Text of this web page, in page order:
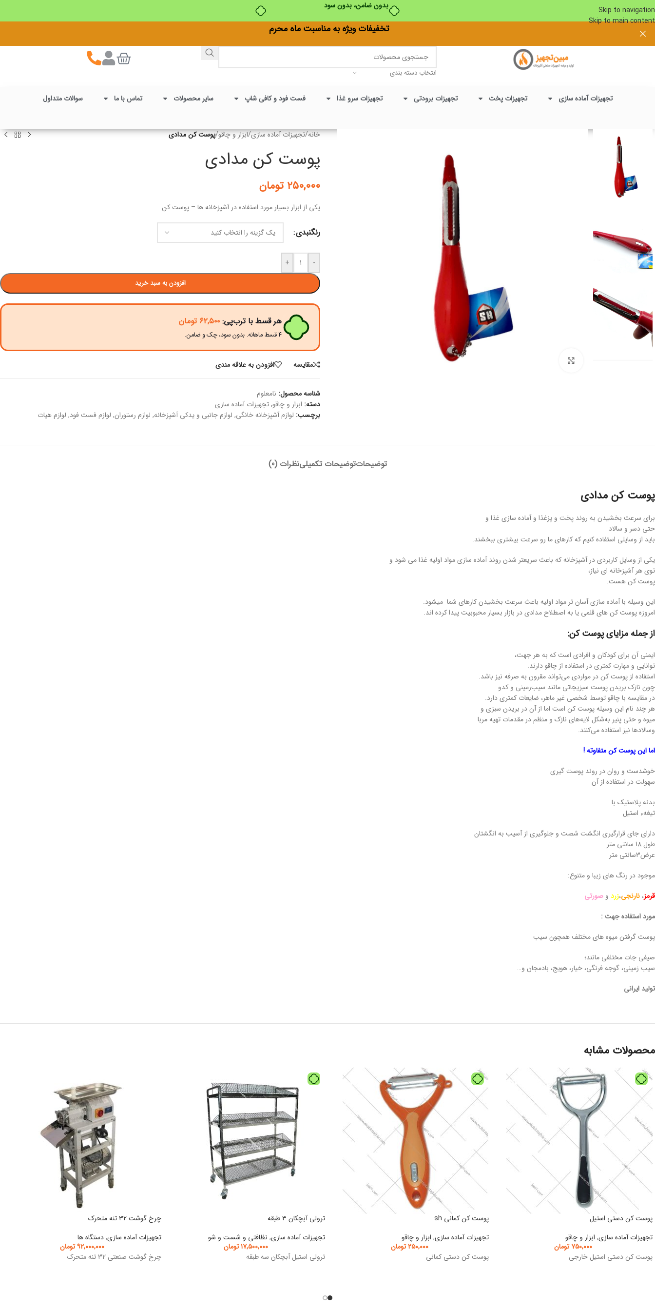
بدون ضامن، بدون سود
Skip to navigation
Skip to main content
تخفیفات ویژه به مناسبت ماه محرم
انتخاب دسته بندی
تجهیزات آماده سازی تجهیزات پخت تجهیزات برودتی تجهیزات سرو غذا فست فود و کافی شاپ سایر محصولات تماس با ما سوالات متداول
خانه/تجهیزات آماده سازی/ابزار و چاقو/پوست کن مدادی
پوست کن مدادی
۲۵۰,۰۰۰ تومان
یکی از ابزار بسیار مورد استفاده در آشپزخانه ها – پوست کن
رنگنبدی
-
+
افزودن به سبد خرید
هر قسط با ترب‌پی: ۶۲,۵۰۰ تومان
۴ قسط ماهانه. بدون سود، چک و ضامن.
مقايسه افزودن به علاقه مندی
شناسه محصول: نامعلوم
دسته: ابزار و چاقو,تجهیزات آماده سازی
برچسب: لوازم آشپزخانه خانگی, لوازم جانبی و یدکی آشپزخانه, لوازم رستوران, لوازم فست فود, لوازم هیات
توضیحاتتوضیحات تکمیلینظرات (0)
پوست کن مدادی
برای سرعت بخشیدن به روند پخت و پزغذا و آماده سازی غذا و
حتی دسر و سالاد
باید از وسایلی استفاده کنیم که کارهای ما رو سرعت بیشتری ببخشند.
یکی از وسایل کاربردی در آشپزخانه که باعث سریعتر شدن روند آماده سازی مواد اولیه غذا می شود و
توی هر آشپزخانه ای نیاز،
پوست کن هست.
این وسیله با آماده سازی آسان تر مواد اولیه باعث سرعت بخشیدن کارهای شما میشود.
امروزه پوست کن های قلمی یا به اصطلاح مدادی در بازار بسیار محبوبیت پیدا کرده اند.
از جمله مزایای پوست کن:
ایمنی آن برای کودکان و افرادی است که به هر جهت،
توانایی و مهارت کمتری در استفاده از چاقو دارند.
استفاده از پوست کن در مواردی می‌تواند مقرون به صرفه نیز باشد.
چون نازک بریدن پوست سبزیجاتی مانند سیب‌زمینی و کدو
در مقایسه با چاقو توسط شخصی غیر ماهر، ضایعات کمتری دارد.
هر چند نام این وسیله پوست کن است اما از آن در بریدن سبزی و
میوه و حتی پنیر به‌شکل لایه‌های نازک و منظم در مقدمات تهیه مربا
وسالادها نیز استفاده می‌کنند.
اما این پوست کن متفاوته !
خوشدست و روان در روند پوست گیری
سهولت در استفاده از آن
بدنه پلاستیک با
تیغهء استیل
دارای جای قرارگیری انگشت شصت و جلوگیری از آسیب به انگشتان
طول 18 سانتی متر
عرض3سانتی متر
موجود در رنگ های زیبا و متنوع:
قرمز، نارنجی،زرد و صورتی
مورد استفاده جهت :
پوست گرفتن میوه های مختلف همچون سیب
صیفی جات مختلفی مانند؛
سیب زمینی، گوجه فرنگی، خیار، هویج، بادمجان و…
تولید ایرانی
محصولات مشابه
پوست کن دستی استیل
تجهیزات آماده سازی, ابزار و چاقو
۷۵۰,۰۰۰ تومان
پوست کن دستی استیل خارجی
پوست کن کمانی sh
تجهیزات آماده سازی, ابزار و چاقو
۲۵۰,۰۰۰ تومان
پوست کن دستی کمانی
ترولی آبچکان ۳ طبقه
تجهیزات آماده سازی, نظافتی و شست و شو
۱۷,۵۰۰,۰۰۰ تومان
ترولی استیل آبچکان سه طبقه
چرخ گوشت ۳۲ تنه متحرک
تجهیزات آماده سازی,دستگاه ها
۹۲,۰۰۰,۰۰۰ تومان
چرخ گوشت صنعتی ۳۲ تنه متحرک